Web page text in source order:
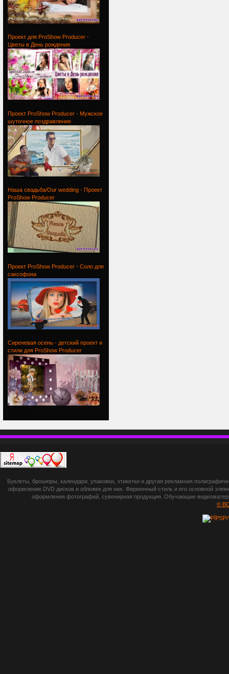
Проект для ProShow Producer -
Цветы в День рождения
Проект ProShow Producer - Мужское
шуточное поздравление
Наша свадьба/Our wedding - Проект
ProShow Producer
Проект ProShow Producer - Соло для
саксофона
Сиреневая осень - детский проект и
стили для ProShow Producer
botsetto.ru -
photoshop,
шрифты,
Буклеты, брошюры, календари, упаковки, этикетки и другая рекламная
оформление DVD дисков и обложек для них. Фирменный стиль и его основной
оформления фотографий, сувенирная продукция. Обучающие
©